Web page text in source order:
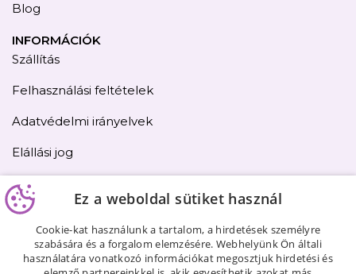
Blog
INFORMÁCIÓK
Szállítás
Felhasználási feltételek
Adatvédelmi irányelvek
Elállási jog
Kapcsolat
Oldaltérkép
Ez a weboldal sütiket használ
Cookie-kat használunk a tartalom, a hirdetések személyre
szabására és a forgalom elemzésére. Webhelyünk Ön általi
használatára vonatkozó információkat megosztjuk hirdetési és